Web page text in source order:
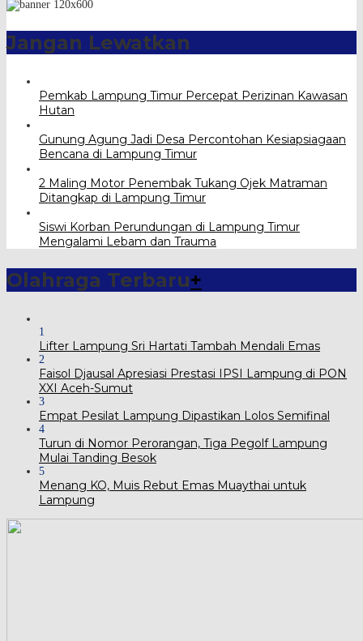
Jangan Lewatkan
Pemkab Lampung Timur Percepat Perizinan Kawasan
Hutan
Gunung Agung Jadi Desa Percontohan Kesiapsiagaan
Bencana di Lampung Timur
2 Maling Motor Penembak Tukang Ojek Matraman
Ditangkap di Lampung Timur
Siswi Korban Perundungan di Lampung Timur
Mengalami Lebam dan Trauma
Olahraga Terbaru+
1
Lifter Lampung Sri Hartati Tambah Mendali Emas
2
Faisol Djausal Apresiasi Prestasi IPSI Lampung di PON
XXI Aceh-Sumut
3
Empat Pesilat Lampung Dipastikan Lolos Semifinal
4
Turun di Nomor Perorangan, Tiga Pegolf Lampung
Mulai Tanding Besok
5
Menang KO, Muis Rebut Emas Muaythai untuk
Lampung